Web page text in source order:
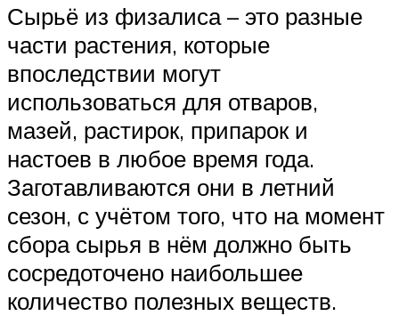
Сырьё из физалиса – это разные
части растения, которые
впоследствии могут
использоваться для отваров,
мазей, растирок, припарок и
настоев в любое время года.
Заготавливаются они в летний
сезон, с учётом того, что на момент
сбора сырья в нём должно быть
сосредоточено наибольшее
количество полезных веществ.